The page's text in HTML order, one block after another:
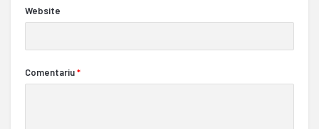
Website
Comentariu*